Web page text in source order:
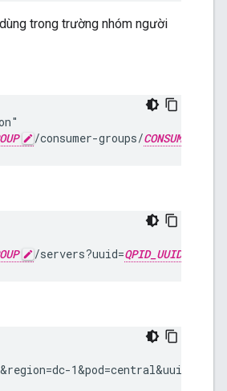
trong trường nhóm người
/consumer-groups/CONSUMER_GROUP
/servers?uuid=QPID_UUID
1&pod=central&uuid=